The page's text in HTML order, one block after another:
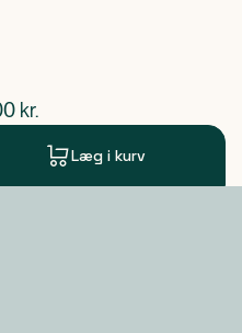
pris
kr.
Læg i kurv